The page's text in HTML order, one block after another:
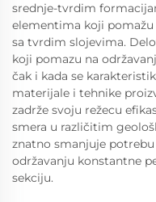
srednje-tvrdim
elementima koji
sa tvrdim slojevima.
koji pomazu na
čak i kada se
materijale i tehnike
zadrže svoju režecu
smera u različitim
znatno smanjuje
održavanju konstantne
sekciju.